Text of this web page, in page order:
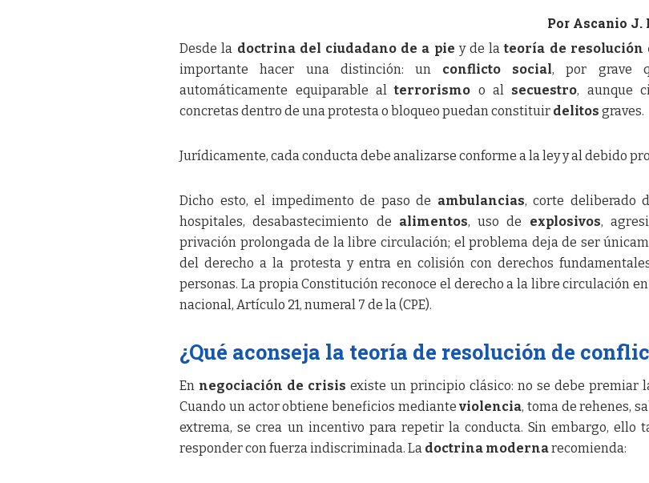
Por Ascanio J.
Desde la doctrina del ciudadano de a pie y de lateoría de resolución
importante hacer una distinción: un conflicto social, por grave
automáticamente equiparable alterrorismo o al secuestro, aunque
concretas dentro de una protesta o bloqueo puedan constituir delitos graves.
Jurídicamente, cada conducta debe analizarse conforme a la ley y al debido
Dicho esto, el impedimento de paso de ambulancias, corte deliberado
hospitales, desabastecimiento de alimentos, uso de explosivos,
privación prolongada de la libre circulación; el problema deja de ser
del derecho a la protesta y entra en colisión con derechos
personas. La propia Constitución reconoce el derecho a la libre circulación
nacional, Artículo 21, numeral 7 de la (CPE).
¿Qué aconseja la teoría de resolución de
En negociación de crisis existe un principio clásico: no se debe premiar
Cuando un actor obtiene beneficios medianteviolencia, toma de rehenes,
extrema, se crea un incentivo para repetir la conducta. Sin embargo, ello
responder con fuerza indiscriminada. La doctrina modernarecomienda: